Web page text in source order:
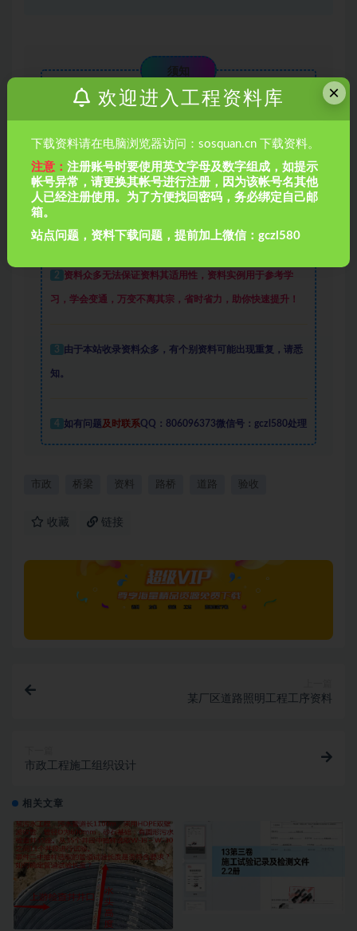
须知
使用。如侵犯到您的合法权益，请联系本站处理。
访问本站时，仅可以浏览内容，如需下载资料，请在电脑浏
览器输入网址：sosquan.cn进行访问下载， 资料默认解压密
2 资料众多无法保证资料其适用性，资料实例 用于参考学
习，学会变通，万变不离其宗，省时省力，助你快速提升！
3 由于本站收录资料众多，有个别资料可能出现重复，请悉
知。
4 如有问题及时联系QQ：806096373微信号：gczl580处理
市政 桥梁 资料 路桥 道路 验收
收藏 链接
某厂区道路照明工程工序资料
市政工程施工组织设计
相关文章
×
欢迎进入工程资料库
下载资料请在电脑浏览器访问：sosquan.cn 下载资料。
注意：注册账号时要使用英文字母及数字组成，如提示
帐号异常，请更换其帐号进行注册，因为该帐号名其他
人已经注册使用。为了方便找回密码，务必绑定自己邮
箱。
站点问题，资料下载问题，提前加上微信：gczl580